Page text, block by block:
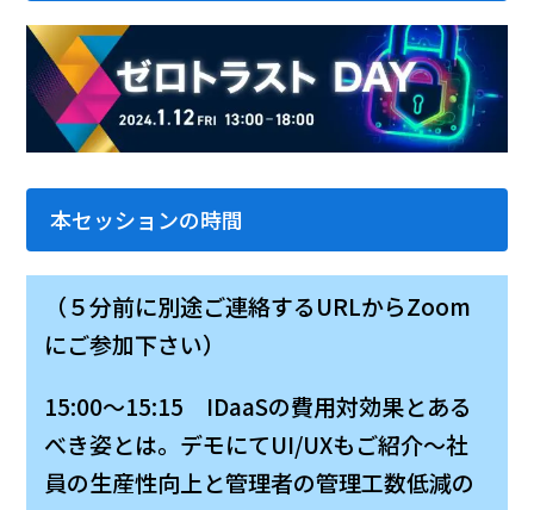
本セッションの時間
（５分前に別途ご連絡するURLからZoom
にご参加下さい）
15:00～15:15 IDaaSの費用対効果とある
べき姿とは。デモにてUI/UXもご紹介～社
員の生産性向上と管理者の管理工数低減の